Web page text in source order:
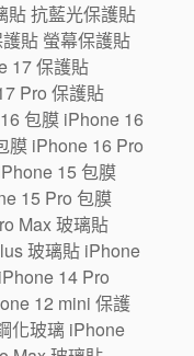
貼 抗藍光保護貼
貼 螢幕保護貼
17 保護貼
Pro 保護貼
包膜 iPhone 16
膜 iPhone 16 Pro
15 包膜
15 Pro 包膜
Max 玻璃貼
玻璃貼 iPhone
14 Pro
12 mini 保護
化玻璃 iPhone